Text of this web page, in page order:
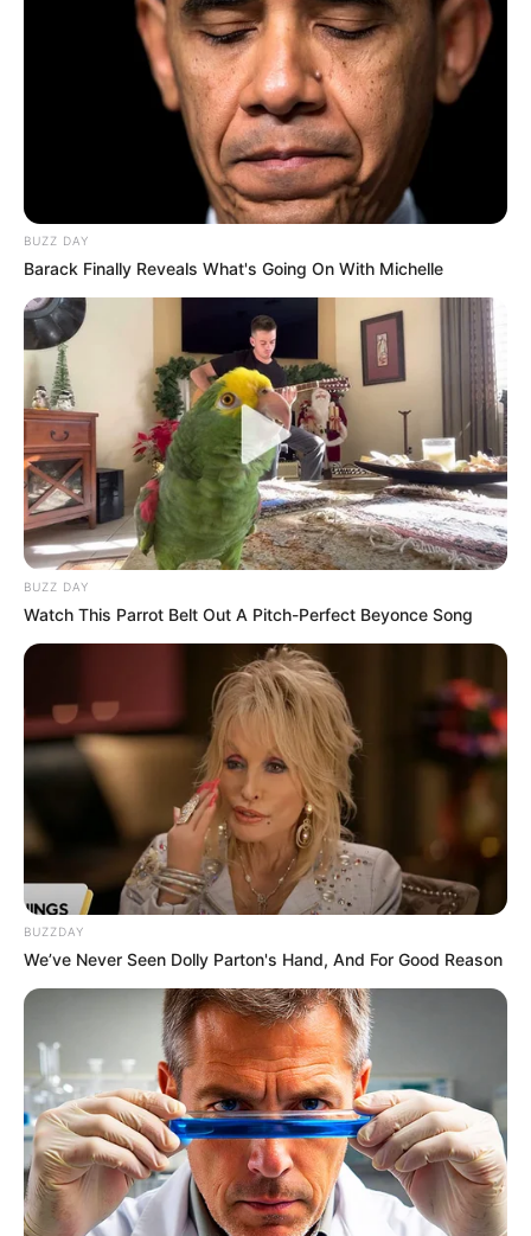
TAGS
ΧΑΛΚΙΔΑ ΝΕΑ
BUZZ DAY
Barack Finally Reveals What's Going On With Michelle
BUZZ DAY
Watch This Parrot Belt Out A Pitch-Perfect Beyonce Song
BUZZDAY
We’ve Never Seen Dolly Parton's Hand, And For Good Reason